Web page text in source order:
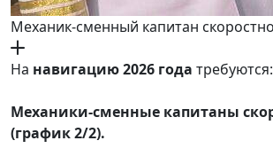
Механик-сменный капитан
На навигацию 2026 года требуются:
Механики-сменные капитаны
(график 2/2).